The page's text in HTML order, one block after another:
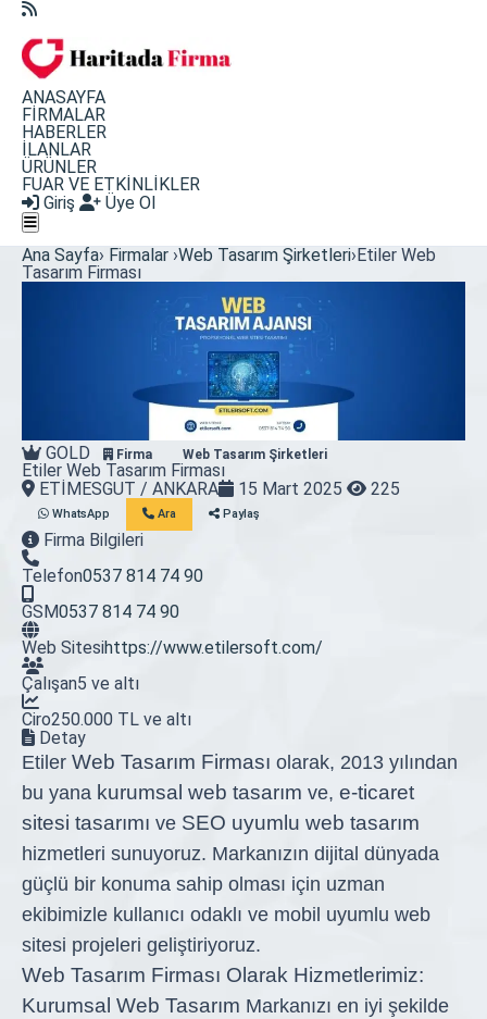
ANASAYFA
FİRMALAR
HABERLER
İLANLAR
ÜRÜNLER
FUAR VE ETKİNLİKLER
Giriş
Üye Ol
Ana Sayfa› Firmalar ›Web Tasarım Şirketleri›Etiler Web
Tasarım Firması
GOLD Firma Web Tasarım Şirketleri
Etiler Web Tasarım Firması
ETİMESGUT / ANKARA
15 Mart 2025 225
WhatsApp Ara Paylaş
Firma Bilgileri
Telefon0537 814 74 90
GSM0537 814 74 90
Web Sitesihttps://www.etilersoft.com/
Çalışan5 ve altı
Ciro250.000 TL ve altı
Detay
Etiler Web Tasarım Firması olarak, 2013 yılından
bu yana kurumsal web tasarım ve, e-ticaret
sitesi tasarımı ve SEO uyumlu web tasarım
hizmetleri sunuyoruz. Markanızın dijital dünyada
güçlü bir konuma sahip olması için uzman
ekibimizle kullanıcı odaklı ve mobil uyumlu web
sitesi projeleri geliştiriyoruz.
Web Tasarım Firması Olarak Hizmetlerimiz:
Kurumsal Web Tasarım Markanızı en iyi şekilde